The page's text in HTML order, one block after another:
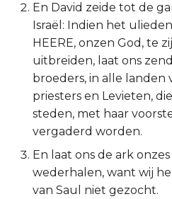
Handelingen
Romeinen
1 Korinthe
2 Korinthe
Galaten
Éfeze
En David zeide tot de
Israël: Indien het
HEERE, onzen God, te
uitbreiden, laat ons
broeders, in alle landen
priesters en Levieten,
steden, met haar
vergaderd worden.
En laat ons de ark
wederhalen, want wij
van Saul niet gezocht.